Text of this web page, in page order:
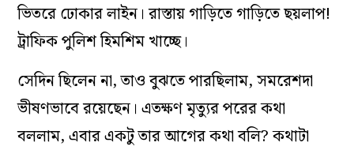
ভিতরে ঢোকার লাইন। রাস্তায় গাড়িতে গাড়িতে ছয়লাপ!
ট্রাফিক পুলিশ হিমশিম খাচ্ছে।
সেদিন ছিলেন না, তাও বুঝতে পারছিলাম, সমরেশদা
ভীষণভাবে রয়েছেন। এতক্ষণ মৃত্যুর পরের কথা
বললাম, এবার একটু তার আগের কথা বলি?‌ কথাটা